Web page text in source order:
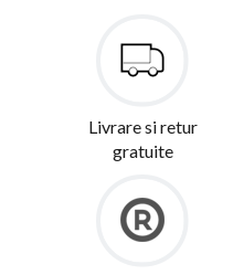
Livrare si retur
gratuite